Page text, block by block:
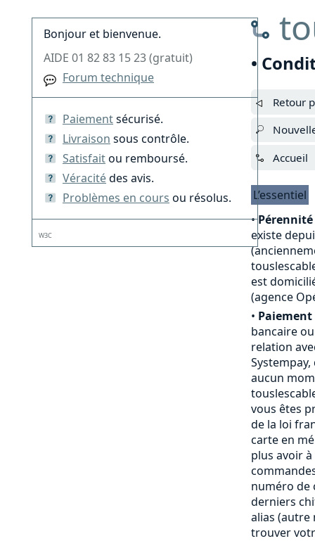
•
Retour
Accueil
L’essentiel
•
existe
est
(agence
• Paiement
bancaire
relation
aucun
vous êtes
de la loi
carte en
plus avoir
numéro de
derniers
alias (autre
trouver
Bonjour et bienvenue.
AIDE 01 82 83 15 23 (gratuit)
Forum technique
Paiementsécurisé.
Livraison sous contrôle.
Satisfaitou remboursé.
Véracitédes avis.
Problèmes en cours ou résolus.
W3C